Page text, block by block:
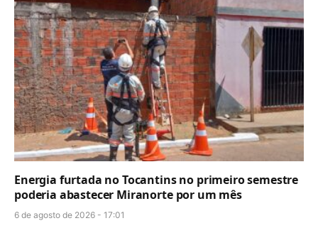
Energia furtada no Tocantins no primeiro semestre
poderia abastecer Miranorte por um mês
6 de agosto de 2026 - 17:01